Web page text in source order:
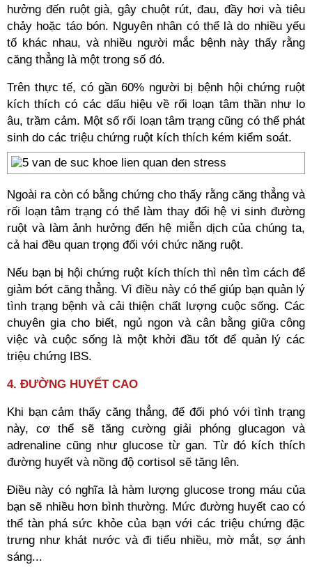
hưởng đến ruột già, gây chuột rút, đau, đầy hơi và tiêu
chảy hoặc táo bón. Nguyên nhân có thể là do nhiều yếu
tố khác nhau, và nhiều người mắc bệnh này thấy rằng
căng thẳng là một trong số đó.
Trên thực tế, có gần 60% người bị bệnh hội chứng ruột
kích thích có các dấu hiệu về rối loạn tâm thần như lo
âu, trầm cảm. Một số rối loạn tâm trạng cũng có thể phát
sinh do các triệu chứng ruột kích thích kém kiểm soát.
Ngoài ra còn có bằng chứng cho thấy rằng căng thẳng và
rối loạn tâm trạng có thể làm thay đổi hệ vi sinh đường
ruột và làm ảnh hưởng đến hệ miễn dịch của chúng ta,
cả hai đều quan trọng đối với chức năng ruột.
Nếu bạn bị hội chứng ruột kích thích thì nên tìm cách để
giảm bớt căng thẳng. Vì điều này có thể giúp bạn quản lý
tình trạng bệnh và cải thiện chất lượng cuộc sống. Các
chuyên gia cho biết, ngủ ngon và cân bằng giữa công
việc và cuộc sống là một khởi đầu tốt để quản lý các
triệu chứng IBS.
4. ĐƯỜNG HUYẾT CAO
Khi bạn cảm thấy căng thẳng, để đối phó với tình trạng
này, cơ thể sẽ tăng cường giải phóng glucagon và
adrenaline cũng như glucose từ gan. Từ đó kích thích
đường huyết và nồng độ cortisol sẽ tăng lên.
Điều này có nghĩa là hàm lượng glucose trong máu của
bạn sẽ nhiều hơn bình thường. Mức đường huyết cao có
thể tàn phá sức khỏe của bạn với các triệu chứng đặc
trưng như khát nước và đi tiểu nhiều, mờ mắt, sợ ánh
sáng...